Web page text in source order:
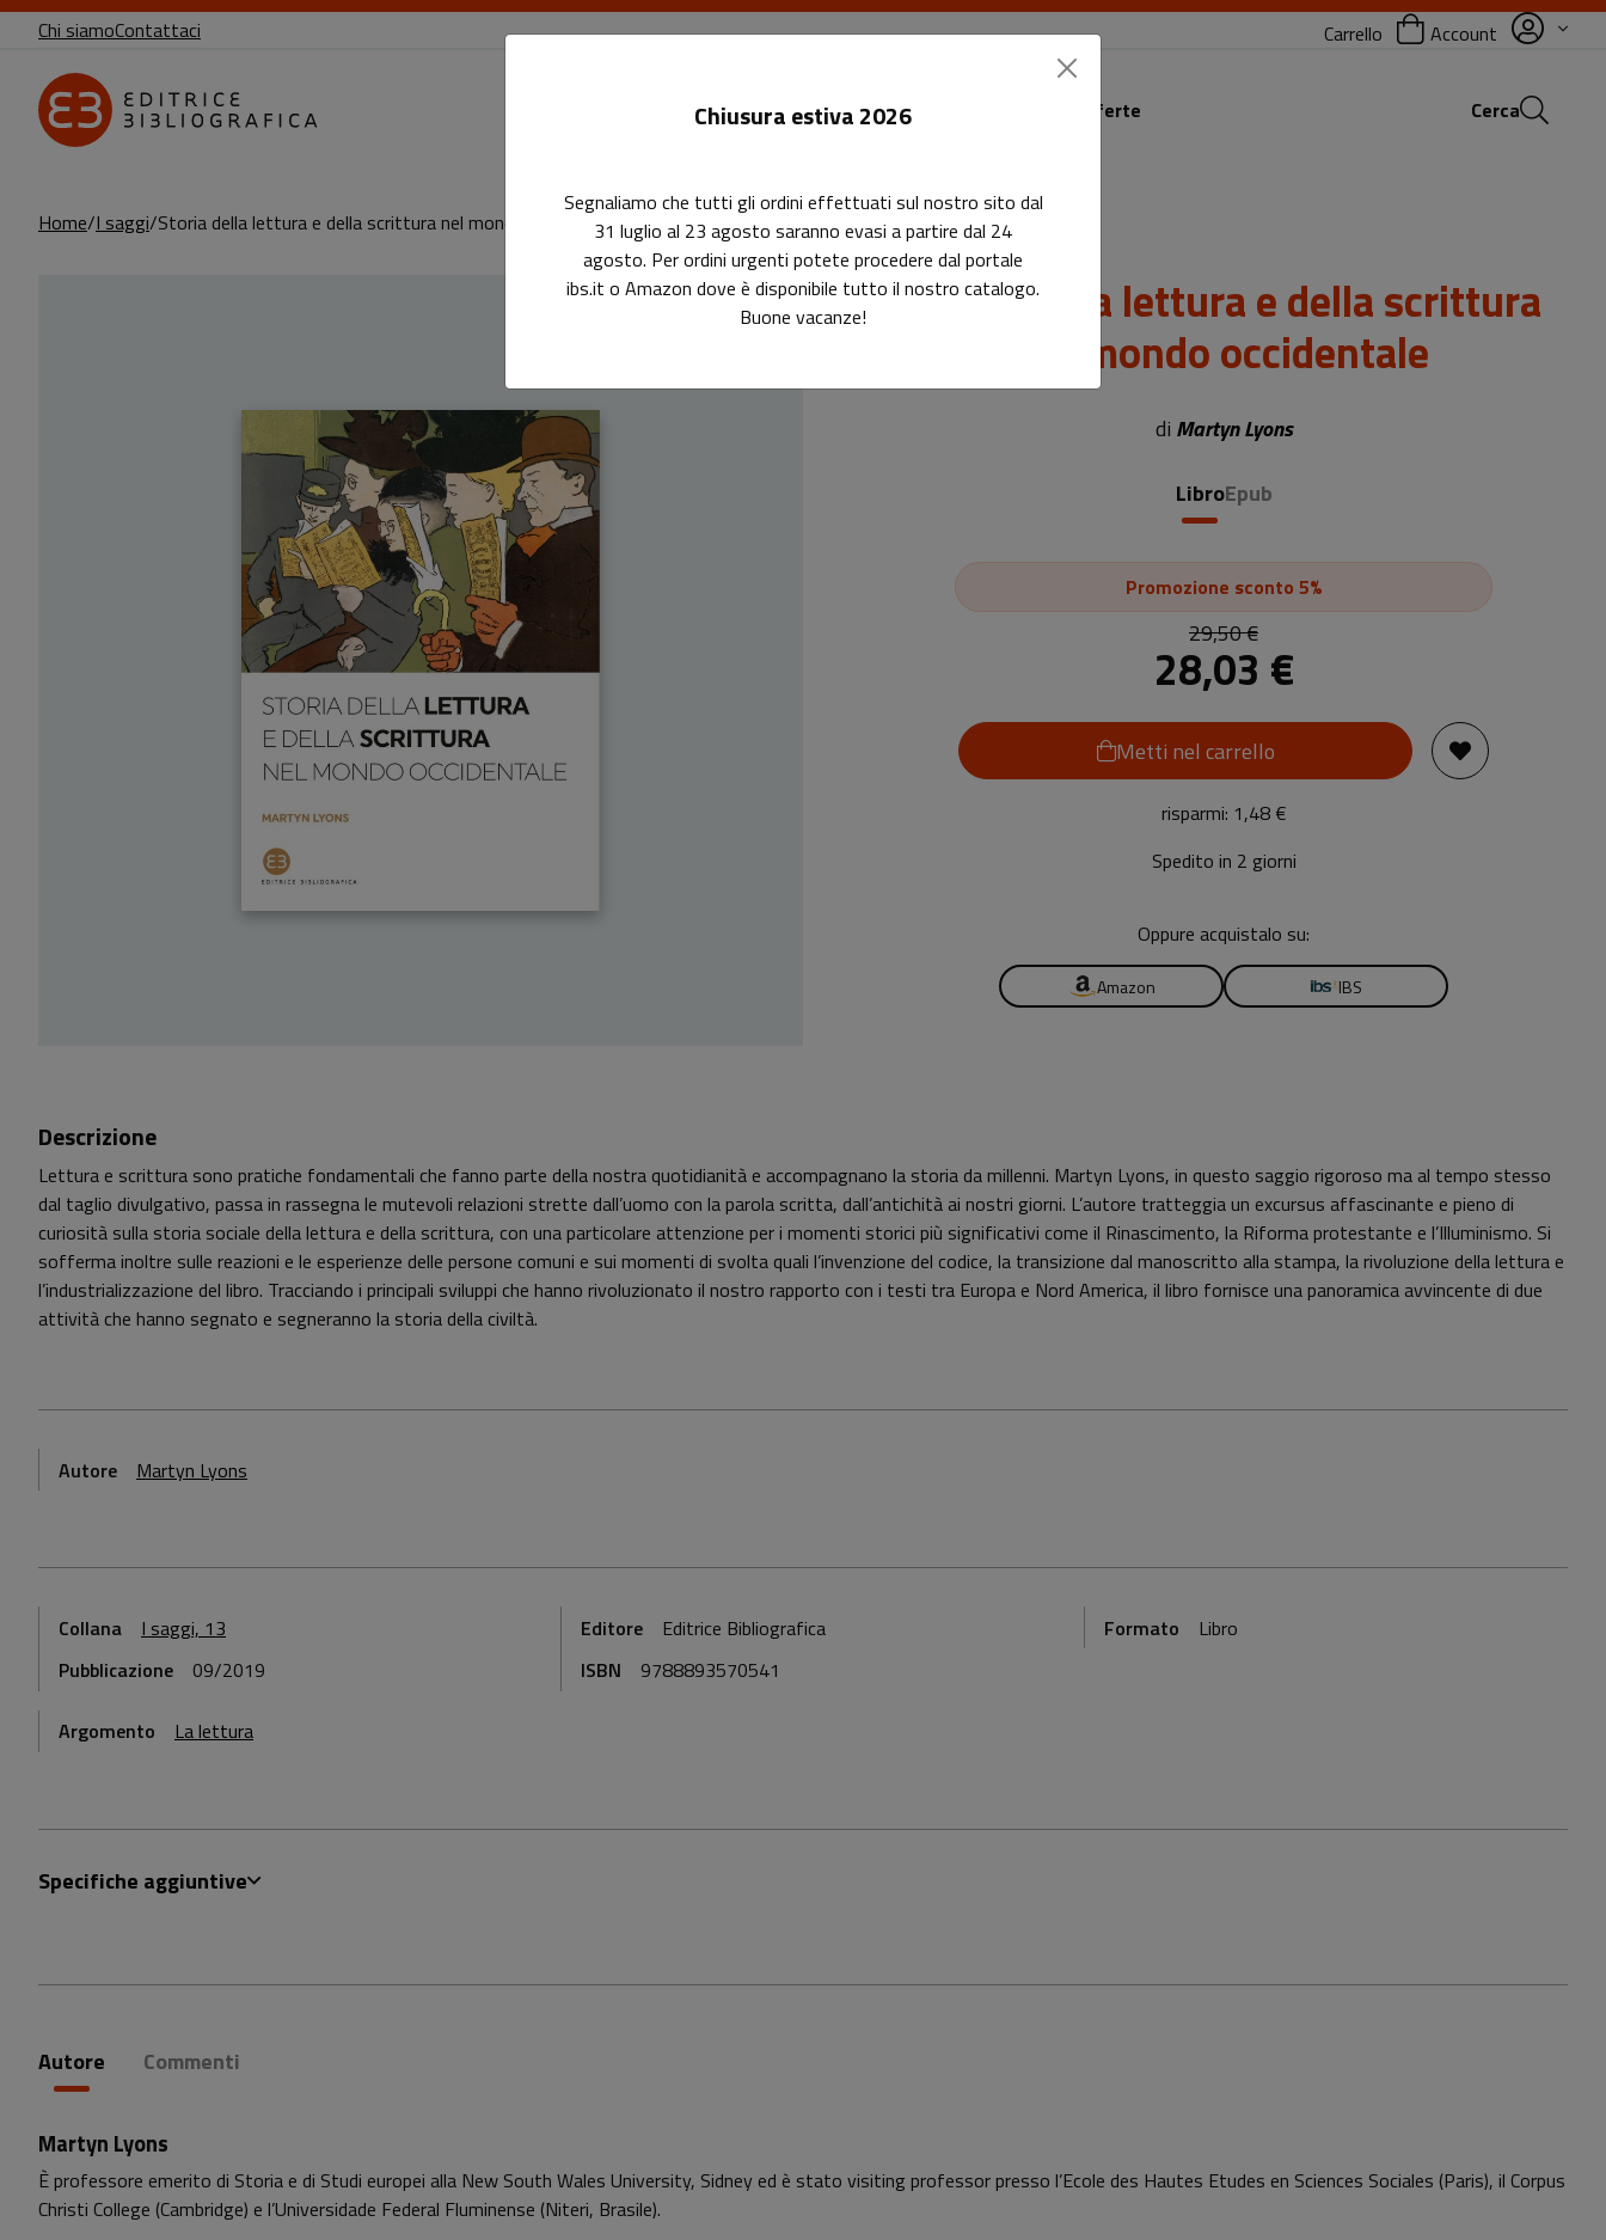
Chi siamoContattaci Carrello Account
Le riviste I corsi Le offerte Cerca
Home I saggi Storia della lettura e della scrittura nel mondo occidentale
Storia della lettura e della scrittura
nel mondo occidentale
di Martyn Lyons
LibroEpub
Promozione sconto 5%
29,50 €
28,03 €
Metti nel carrello
risparmi: 1,48 €
Spedito in 2 giorni
Oppure acquistalo su:
Amazon IBS
Descrizione
Lettura e scrittura sono pratiche fondamentali che fanno parte della nostra quotidianità e accompagnano la storia da millenni. Martyn Lyons, in questo saggio rigoroso ma al tempo stesso
dal taglio divulgativo, passa in rassegna le mutevoli relazioni strette dall’uomo con la parola scritta, dall’antichità ai nostri giorni. L’autore tratteggia un excursus affascinante e pieno di
curiosità sulla storia sociale della lettura e della scrittura, con una particolare attenzione per i momenti storici più significativi come il Rinascimento, la Riforma protestante e l’Illuminismo. Si
sofferma inoltre sulle reazioni e le esperienze delle persone comuni e sui momenti di svolta quali l’invenzione del codice, la transizione dal manoscritto alla stampa, la rivoluzione della lettura e
l’industrializzazione del libro. Tracciando i principali sviluppi che hanno rivoluzionato il nostro rapporto con i testi tra Europa e Nord America, il libro fornisce una panoramica avvincente di due
attività che hanno segnato e segneranno la storia della civiltà.
Autore Martyn Lyons
Collana I saggi, 13 Editore Editrice Bibliografica Formato
Libro
Pubblicazione
09/2019 ISBN 9788893570541
Argomento La lettura
Specifiche aggiuntive
Autore Commenti
Martyn Lyons
È professore emerito di Storia e di Studi europei alla New South Wales University, Sidney ed è stato visiting professor presso l’Ecole des Hautes Etudes en Sciences Sociales (Paris), il Corpus
Christi College (Cambridge) e l’Universidade Federal Fluminense (Niteri, Brasile).
Chiusura estiva 2026
Segnaliamo che tutti gli ordini effettuati sul nostro sito dal
31 luglio al 23 agosto saranno evasi a partire dal 24
agosto. Per ordini urgenti potete procedere dal portale
ibs.it o Amazon dove è disponibile tutto il nostro catalogo.
Buone vacanze!